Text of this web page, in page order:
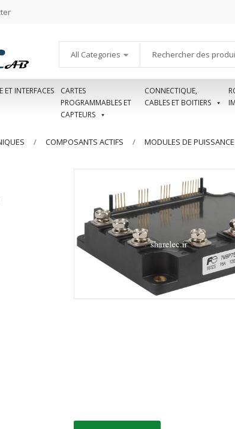
All Categories
ET INTERFACES
CARTES
PROGRAMMABLES ET
CAPTEURS
CONNECTIQUE,
CABLES ET BOITIERS
COMPOSANTS ACTIFS MODULES DE PUISSANCE